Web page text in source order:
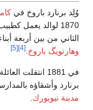
وُلِد برنارد باروخ فيكامدن
1870 لوالد يعمل كطبيب يدعي
الثاني من بين أربعة أبناء
وهارتويگ باروخ.
في 1881 انتقلت
برنارد وأشقاؤه
مدينة نيويورك.